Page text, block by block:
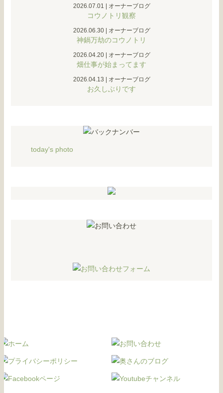
2026.07.01 オーナーブログ
コウノトリ観察
2026.06.30| オーナーブログ
神鍋万劫のコウノトリ
2026.04.20| オーナーブログ
畑仕事が始まってます
2026.04.13 オーナーブログ
お久しぶりです
today's photo